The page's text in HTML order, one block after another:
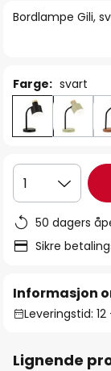
bildegalleri
Bordlampe Gili,
Farge: svart
1
50 dagers
Sikre
Informasjon
Leveringstid:
Lignende